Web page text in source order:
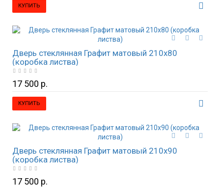
КУПИТЬ
Дверь стеклянная Графит матовый 210х80
(коробка листва)
17 500 р.
КУПИТЬ
Дверь стеклянная Графит матовый 210х90
(коробка листва)
17 500 р.